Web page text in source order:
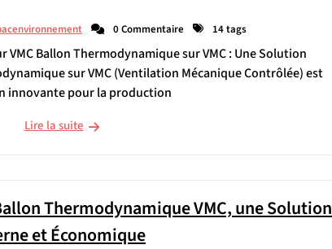
0 Commentaire 14 tags
Ballon Thermodynamique sur VMC : Une Solution
sur VMC (Ventilation Mécanique Contrôlée) est
innovante pour la production
Lire la suite
Thermodynamique VMC, une Solution
et Économique